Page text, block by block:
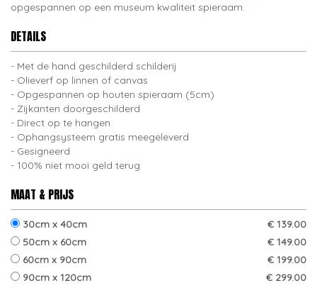
opgespannen op een museum kwaliteit spieraam.
DETAILS
Met de hand geschilderd schilderij
Olieverf op linnen of canvas
Opgespannen op houten spieraam (5cm)
Zijkanten doorgeschilderd
Direct op te hangen
Ophangsysteem gratis meegeleverd
Gesigneerd
100% niet mooi geld terug
MAAT & PRIJS
30cm x 40cm
€ 139.00
50cm x 60cm
€ 149.00
60cm x 90cm
€ 199.00
90cm x 120cm
€ 299.00